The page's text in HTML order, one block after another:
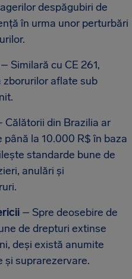
despăgubiri de
în urma unor perturbări
– Similară cu CE 261,
zborurilor aflate sub
Călătorii din Brazilia ar
la 10.000 R$ în baza
standarde bune de
anulări și
– Spre deosebire de
de drepturi extinse
deși există anumite
și suprarezervare.